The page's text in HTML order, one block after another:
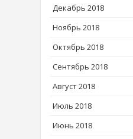
Декабрь 2018
Ноябрь 2018
Октябрь 2018
Сентябрь 2018
Август 2018
Июль 2018
Июнь 2018